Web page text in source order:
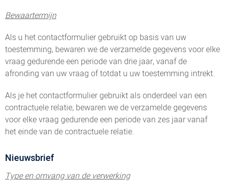
Bewaartermijn
Als u het contactformulier gebruikt op basis van uw
toestemming, bewaren we de verzamelde gegevens voor elke
vraag gedurende een periode van drie jaar, vanaf de
afronding van uw vraag of totdat u uw toestemming intrekt.
Als je het contactformulier gebruikt als onderdeel van een
contractuele relatie, bewaren we de verzamelde gegevens
voor elke vraag gedurende een periode van zes jaar vanaf
het einde van de contractuele relatie.
Nieuwsbrief
Type en omvang van de verwerking